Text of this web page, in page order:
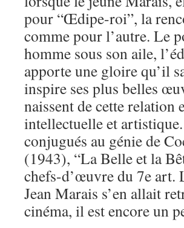
pour “Œdipe-roi”, la
comme pour l’autre. Le
homme sous son aile,
apporte une gloire qu’il
inspire ses plus belles
naissent de cette relation
intellectuelle et
conjugués au génie de
(1943), “La Belle et la
chefs-d’œuvre du 7e art.
Jean Marais s’en allait
cinéma, il est encore un